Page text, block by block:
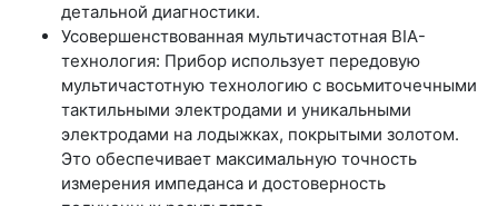
детальной диагностики.
Усовершенствованная мультичастотная BIA-
технология: Прибор использует передовую
мультичастотную технологию с восьмиточечными
тактильными электродами и уникальными
электродами на лодыжках, покрытыми золотом.
Это обеспечивает максимальную точность
измерения импеданса и достоверность